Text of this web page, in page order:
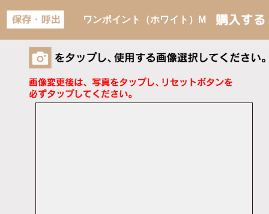
ワンポイント（ホワイト）M